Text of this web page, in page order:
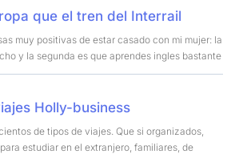
que el tren del Interrail
muy positivas de estar casado con mi mujer: la
y la segunda es que aprendes ingles bastante
Holly-business
de tipos de viajes. Que si organizados,
estudiar en el extranjero, familiares, de